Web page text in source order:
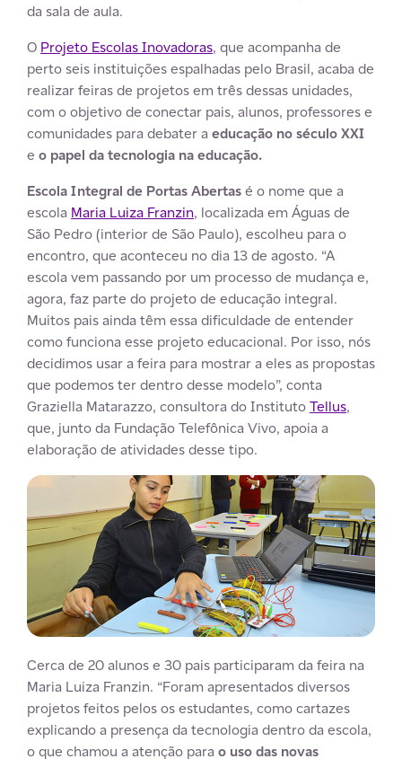
da sala de aula.
O Projeto Escolas Inovadoras, que acompanha de
perto seis instituições espalhadas pelo Brasil, acaba de
realizar feiras de projetos em três dessas unidades,
com o objetivo de conectar pais, alunos, professores e
comunidades para debater a educação no século XXI
e o papel da tecnologia na educação.
Escola Integral de Portas Abertasé o nome que a
escola Maria Luiza Franzin, localizada em Águas de
São Pedro (interior de São Paulo), escolheu para o
encontro, que aconteceu no dia 13 de agosto. “A
escola vem passando por um processo de mudança e,
agora, faz parte do projeto de educação integral.
Muitos pais ainda têm essa dificuldade de entender
como funciona esse projeto educacional. Por isso, nós
decidimos usar a feira para mostrar a eles as propostas
que podemos ter dentro desse modelo”, conta
Graziella Matarazzo, consultora do InstitutoTellus,
que, junto da Fundação Telefônica Vivo, apoia a
elaboração de atividades desse tipo.
Cerca de 20 alunos e 30 pais participaram da feira na
Maria Luiza Franzin. “Foram apresentados diversos
projetos feitos pelos os estudantes, como cartazes
explicando a presença da tecnologia dentro da escola,
o que chamou a atenção para o uso das novas